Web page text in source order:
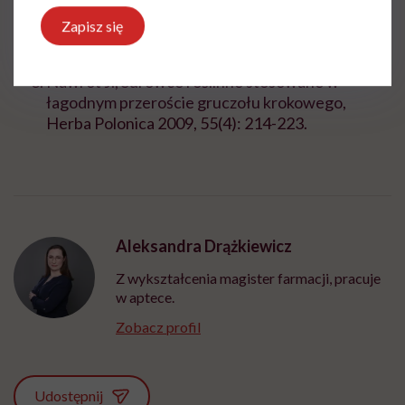
information/urologic-diseases/prostate-
problems/prostate-enlargement-benign-
prostatic-hyperplasia [dostęp 07.06.2024].
Nawrot J., Surowce roślinne stosowane w
łagodnym przeroście gruczołu krokowego,
Herba Polonica 2009, 55(4): 214-223.
Aleksandra Drążkiewicz
Z wykształcenia magister farmacji, pracuje
w aptece.
Zobacz profil
Udostępnij
Zapisz się